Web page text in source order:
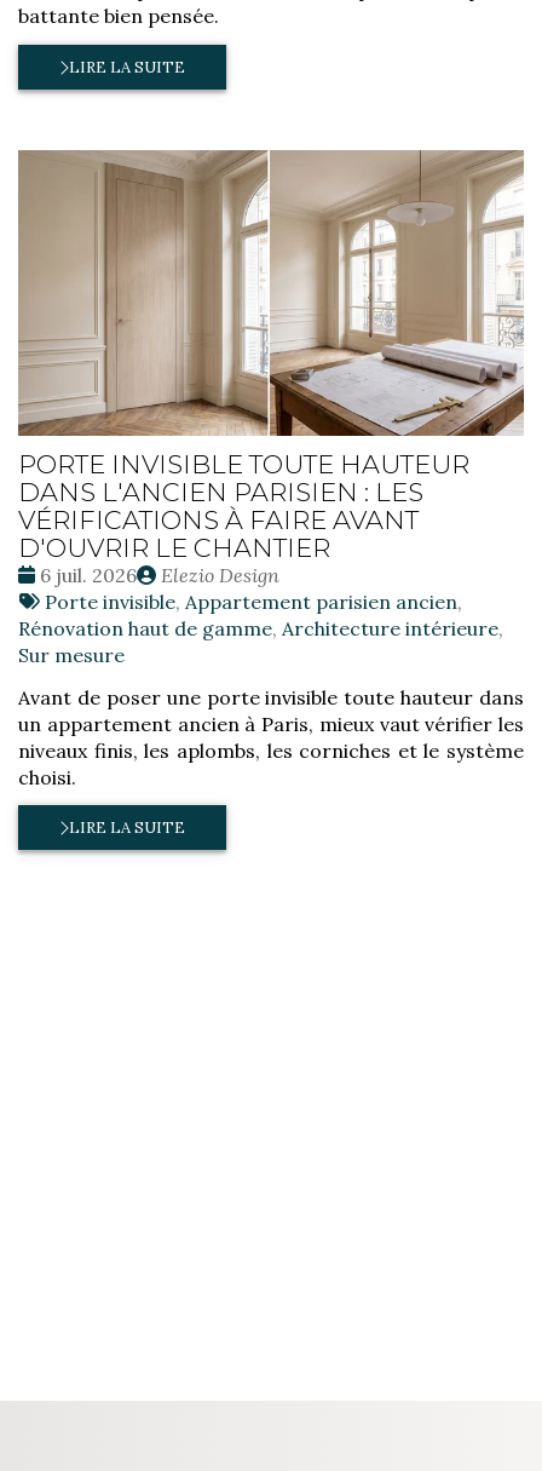
battante bien pensée.
LIRE LA SUITE
PORTE INVISIBLE TOUTE HAUTEUR
DANS L'ANCIEN PARISIEN : LES
VÉRIFICATIONS À FAIRE AVANT
D'OUVRIR LE CHANTIER
Date
:
6 juil. 2026
Publié
par
Elezio Design
Tags
:
Porte invisible, Appartement parisien ancien,
Rénovation haut de gamme, Architecture intérieure,
Sur mesure
Avant de poser une porte invisible toute hauteur dans
un appartement ancien à Paris, mieux vaut vérifier les
niveaux finis, les aplombs, les corniches et le système
choisi.
LIRE LA SUITE